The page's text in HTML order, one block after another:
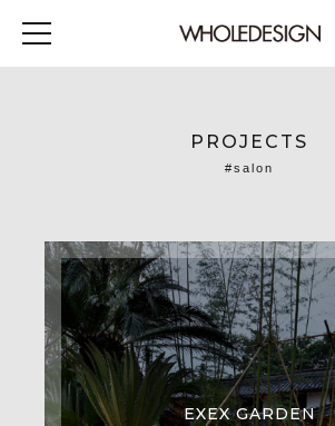
PROJECTS
#salon
EXEX GARDEN